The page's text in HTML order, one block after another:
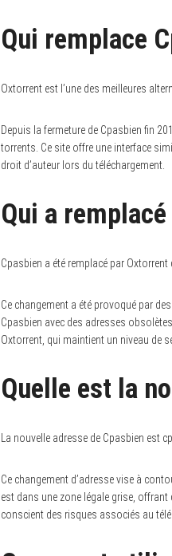
Qui remplace
Oxtorrent est l’une des meilleures
Depuis la fermeture de Cpasbien fin
torrents. Ce site offre une interface
droit d’auteur lors du téléchargement.
Qui a
Cpasbien a été remplacé par Oxtorrent
Ce changement a été provoqué par
Cpasbien avec des adresses
Oxtorrent, qui maintient un niveau de
Quelle est la
La nouvelle adresse de Cpasbien est
Ce changement d’adresse vise à
est dans une zone légale grise,
conscient des risques associés au